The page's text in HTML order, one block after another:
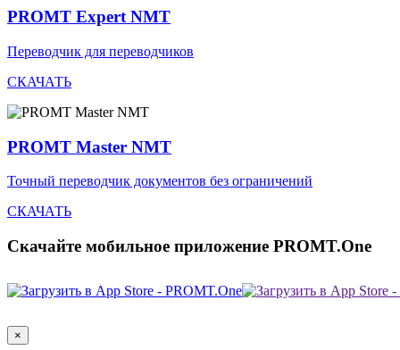
PROMT Expert NMT
Переводчик для переводчиков
СКАЧАТЬ
PROMT Master NMT
Точный переводчик документов без ограничений
СКАЧАТЬ
Скачайте мобильное приложение PROMT.One
×